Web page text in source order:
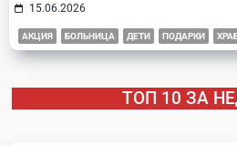
15.06.2026
АКЦИЯ БОЛЬНИЦА ДЕТИ ПОДАРКИ
ТОП 10 ЗА